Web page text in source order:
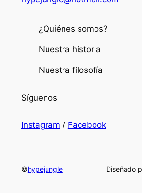
¿Quiénes somos?
Nuestra historia
Nuestra filosofía
Síguenos
Instagram / Facebook
©hypejungle Diseñado